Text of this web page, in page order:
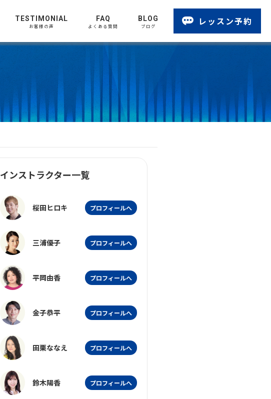
TESTIMONIAL
お客様の声
FAQ
よくある質問
BLOG
ブログ レッスン予約
インストラクター一覧
桜田ヒロキ プロフィールへ
三浦優子 プロフィールへ
平岡由香 プロフィールへ
金子恭平 プロフィールへ
田栗ななえ プロフィールへ
鈴木陽香 プロフィールへ